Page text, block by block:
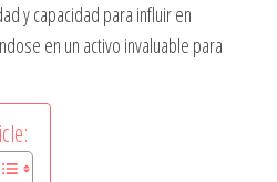
y capacidad para influir en
en un activo invaluable para